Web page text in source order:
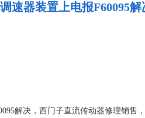
速器装置上电报F60095解
解决，西门子直流传动器修理销